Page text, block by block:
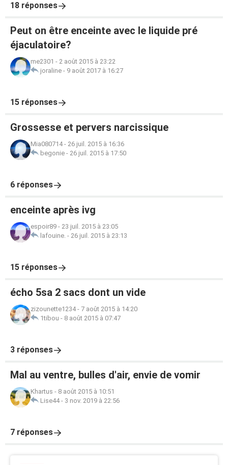
18 réponses
Peut on être enceinte avec le liquide pré
éjaculatoire?
me2301 - 2 août 2015 à 23:22
joraline - 9 août 2017 à 16:27
15 réponses
Grossesse et pervers narcissique
Mia080714- 26 juil. 2015 à 16:36
begonie - 26 juil. 2015 à 17:50
6 réponses
enceinte après ivg
espoir89 - 23 juil. 2015 à 23:05
lafouine. - 26 juil. 2015 à 23:13
15 réponses
écho 5sa 2 sacs dont un vide
zizounette1234- 7 août 2015 à 14:20
1tibou - 8 août 2015 à 07:47
3 réponses
Mal au ventre, bulles d'air, envie de vomir
Khartus - 8 août 2015 à 10:51
Lise44- 3 nov. 2019 à 22:56
7 réponses